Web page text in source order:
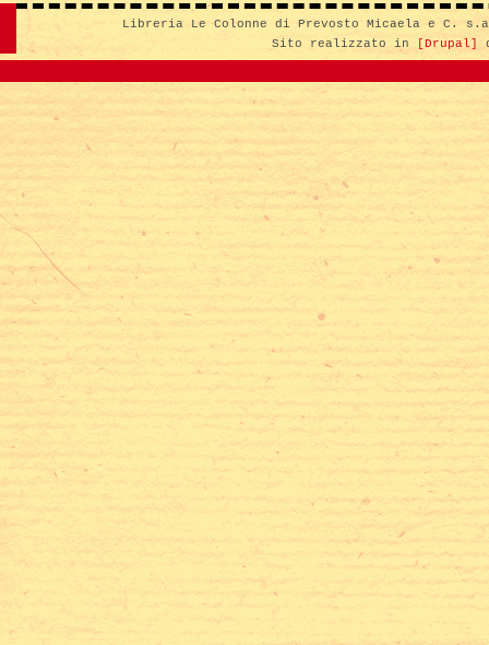
Libreria Le Colonne di Prevosto Micaela e C.
Sito realizzato in
[Drupal]